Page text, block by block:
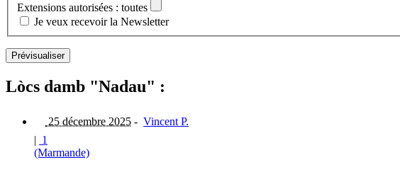
Extensions autorisées : toutes
Je veux recevoir la Newsletter
Lòcs damb "Nadau" :
25 décembre 2025 - Vincent P.
| 1
(Marmande)